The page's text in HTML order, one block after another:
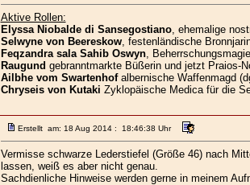
Aktive Rollen:
Elyssa Niobalde di Sansegostiano, ehemalige
Selwyne von Beereskow, festenländische
Feqzandra sala Sahib Oswyn,
Raugund gebranntmarkte Büßerin und jetzt Praios-
Ailbhe vom Swartenhofalbernische Waffenmagd
Chryseis von Kutaki Zyklopäische Medica für die
Erstellt am: 18 Aug 2014 : 18:46:38 Uhr
Vermisse schwarze Lederstiefel (Größe 46) nach
lassen, weiß es aber nicht genau.
Sachdienliche Hinweise werden gerne in meinem